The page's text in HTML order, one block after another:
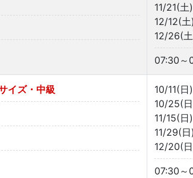
11/21(土
12/12(土
12/26(
07:30～
イズ・中級
10/11(日
10/25(日
11/15(日
11/29(日
12/20(
07:30～